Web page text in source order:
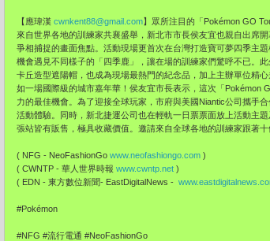
【應瑋漢 cwnkent88@gmail.com】眾所注目的「Pokémon GO
來自世界各地的訓練家共襄盛舉，新北市市長侯友宜也親自出席
爭相捕捉的畫面焦點。活動現場更首次在台灣打造寶可夢四季主
機會遇見不同樣子的「四季鹿」，讓在場的訓練家們驚呼不已。
卡丘造型遮陽帽，也成為現場最熱門的紀念品，加上主辦單位精
如一場國際級的城市嘉年華！侯友宜市長表示，這次「Pokémon
力的最佳機會。為了迎接全球玩家，市府與美國Niantic公司攜手
活動體驗。同時，新北捷運公司也在輕軌一日票票面放上活動主
張站皆有販售，極具收藏價值。邀請來自全球各地的訓練家跟著
( NFG - NeoFashionGo www.neofashiongo.com )
( CWNTP - 華人世界時報 www.cwntp.net )
( EDN - 東方數位新聞- EastDigitalNews -
#Pokémon
#NFG #流行電通 #NeoFashionGo